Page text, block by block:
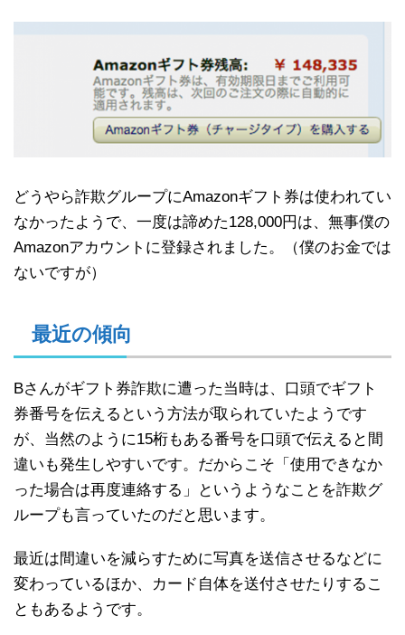
どうやら詐欺グループにAmazonギフト券は使われてい
なかったようで、一度は諦めた128,000円は、無事僕の
Amazonアカウントに登録されました。（僕のお金では
ないですが）
最近の傾向
Bさんがギフト券詐欺に遭った当時は、口頭でギフト
券番号を伝えるという方法が取られていたようです
が、当然のように15桁もある番号を口頭で伝えると間
違いも発生しやすいです。だからこそ「使用できなか
った場合は再度連絡する」というようなことを詐欺グ
ループも言っていたのだと思います。
最近は間違いを減らすために写真を送信させるなどに
変わっているほか、カード自体を送付させたりするこ
ともあるようです。